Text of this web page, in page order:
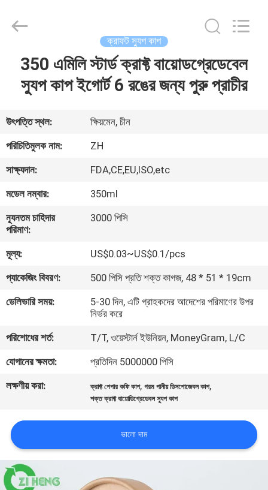
বাড়ি
আমাদের
সম্পর্কে
কারখানা
ভ্রমণ
মান
নিয়ন্ত্রণ
করুন
খবর
উদ্ধৃতির
জন্য
আবেদন
Protection
Technology
Reserved.
ক্রাফট স্যুপ কাপ
350 এমিলি স্টার্ড ক্রাফ্ট বায়োডগ্রেডেবেল
স্যুপ কাপ ইগোর্ট 6 রঙের জন্য পুরু প্রাচীর
উৎপত্তি স্থল:
ক্ষিয়মেন, চীন
পরিচিতিমুলক নাম:
ZH
সাক্ষ্যদান:
FDA,CE,EU,ISO,etc
মডেল নম্বার:
350ml
ন্যূনতম চাহিদার
পরিমাণ:
3000 পিসি
মূল্য:
US$0.03~US$0.1/pcs
প্যাকেজিং বিবরণ:
500 পিসি প্রতি শক্ত কাগজ, 48 * 51 * 19cm
ডেলিভারি সময়:
5-30 দিন, এটি গ্রাহকদের আদেশের পরিমাণের উপর
নির্ভর করে
পরিশোধের শর্ত:
T/T, ওয়েস্টার্ন ইউনিয়ন, MoneyGram, L/C
যোগানের ক্ষমতা:
প্রতিদিন 5000000 পিসি
লক্ষণীয় করা:
ক্রাফ্ট পেপার কফি কাপ,গরম পানীয় ডিসপোজেবল কাপ,
শক্ত ক্রাফ্ট বায়োডিগ্রেডেবল স্যুপ কাপ
ভালো দাম